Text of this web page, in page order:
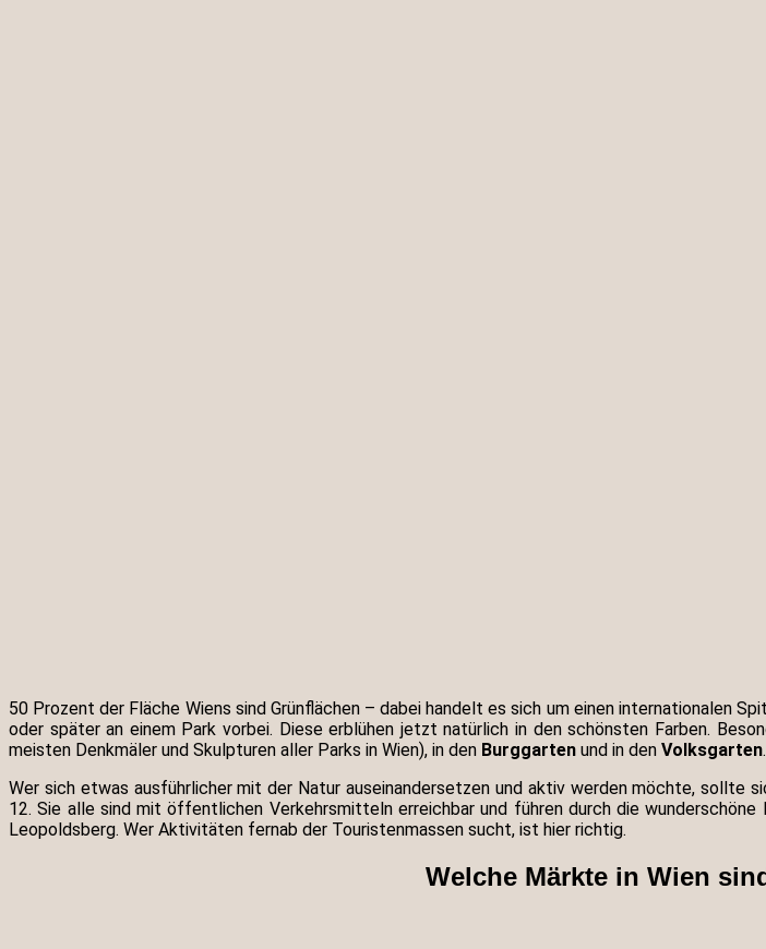
50 Prozent der Fläche Wiens sind Grünflächen – dabei handelt es sich um einen internationalen
oder später an einem Park vorbei. Diese erblühen jetzt natürlich in den schönsten Farben.
meisten Denkmäler und Skulpturen aller Parks in Wien), in den Burggarten und in den Volksgarten.
Wer sich etwas ausführlicher mit der Natur auseinandersetzen und aktiv werden möchte, sollte
12. Sie alle sind mit öffentlichen Verkehrsmitteln erreichbar und führen durch die wunderschöne
Leopoldsberg. Wer Aktivitäten fernab der Touristenmassen sucht, ist hier richtig.
Welche Märkte in Wien